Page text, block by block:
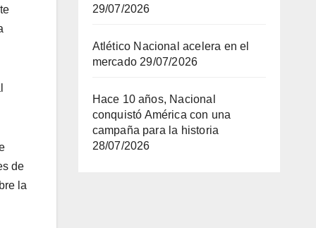
de
la
29/07/2026
Atlético Nacional acelera en el
mercado 29/07/2026
Hace 10 años, Nacional
conquistó América con una
campaña para la historia
28/07/2026